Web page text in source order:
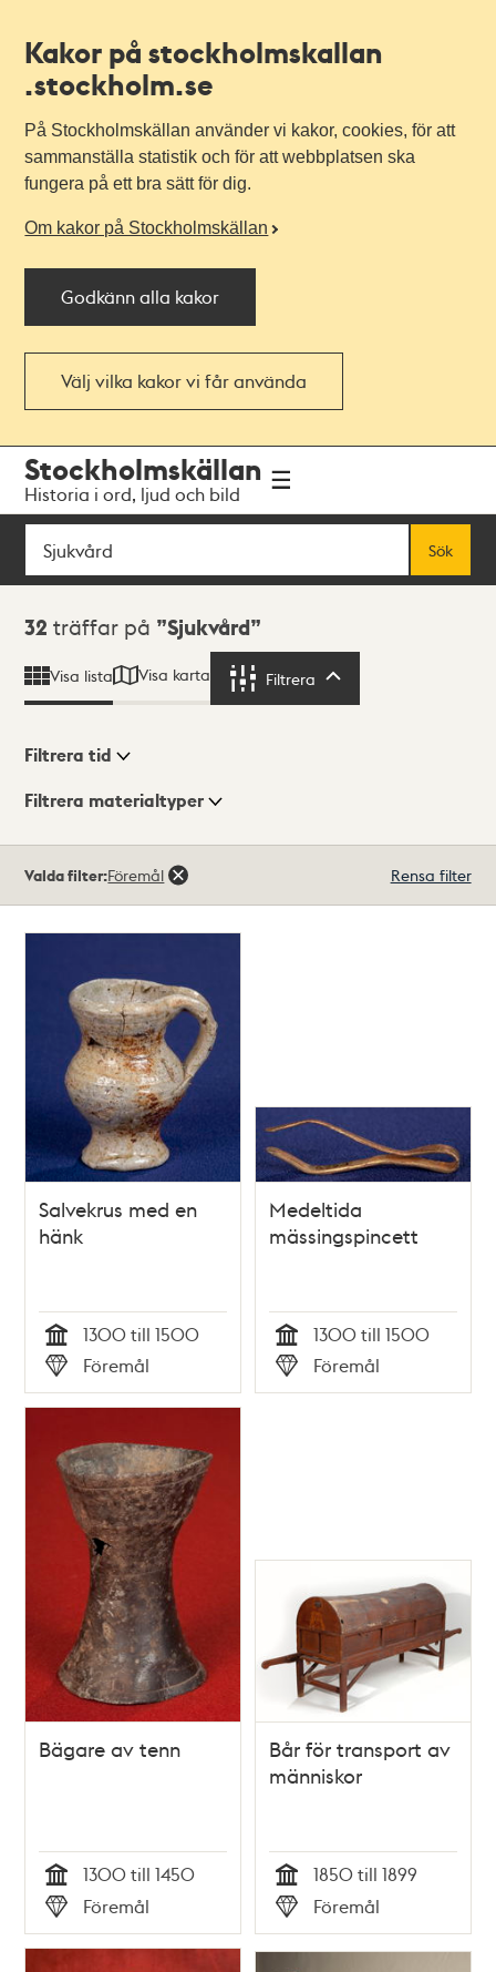
Kakor på stockholmskallan
.stockholm.se
På Stockholmskällan använder vi kakor, cookies, för att
sammanställa statistik och för att webbplatsen ska
fungera på ett bra sätt för dig.
Om kakor på Stockholmskällan
Godkänn alla kakor
Välj vilka kakor vi får använda
navigationen
huvudinnehållet
Stockholmskällan
Historia i ord, ljud och bild
Sök
Sök
Sökresultat
32 träffar på Sjukvård
Visa lista Visa karta Filtrera
Visningsläge
Filtrera tid
Filtrera materialtyper
träffar
Valda filter:Föremål Rensa filter
Salvekrus med en
hänk
Tid
1300 till 1500
Typ
Föremål
Medeltida
mässingspincett
Tid
1300 till 1500
Typ
Föremål
Bägare av tenn
Tid
1300 till 1450
Typ
Föremål
Bår för transport av
människor
Tid
1850 till 1899
Typ
Föremål